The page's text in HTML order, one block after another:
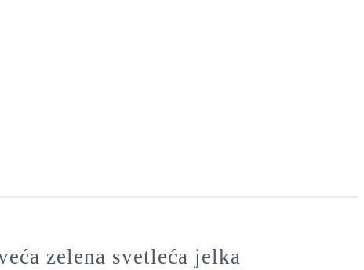
zelena svetleća jelka